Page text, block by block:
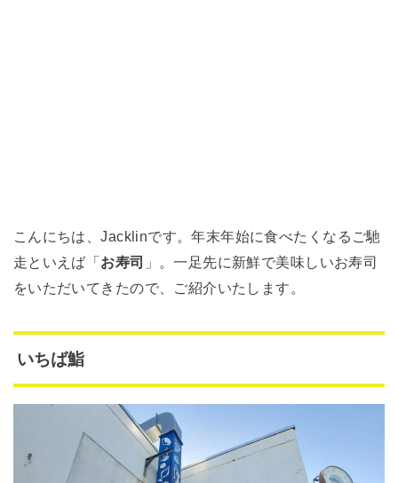
こんにちは、Jacklinです。年末年始に食べたくなるご馳
走といえば「お寿司
」。一足先に新鮮で美味しいお寿司
をいただいてきたので、ご紹介いたします。
いちば鮨